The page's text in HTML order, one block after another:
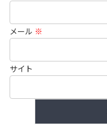
メール ※
サイト